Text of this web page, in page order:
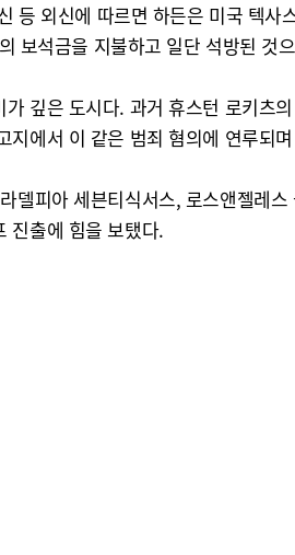
등 외신에 따르면 하든은 미국 텍
보석금을 지불하고 일단 석방된 것
깊은 도시다. 과거 휴스턴 로키츠
지에서 이 같은 범죄 혐의에 연루되
델피아 세븐티식서스, 로스앤젤레
진출에 힘을 보탰다.